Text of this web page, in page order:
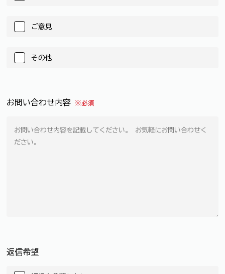
ご意見
その他
お問い合わせ内容 ※必須
返信希望